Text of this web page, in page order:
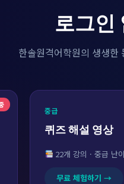
로그인
한솔원격어학원의 생생한
중급
퀴즈 해설 영상
22개 강의 · 중급 난
무료 체험하기 →